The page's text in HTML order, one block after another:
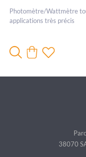
Photomètre/Wattmètre
applications très précis
38070